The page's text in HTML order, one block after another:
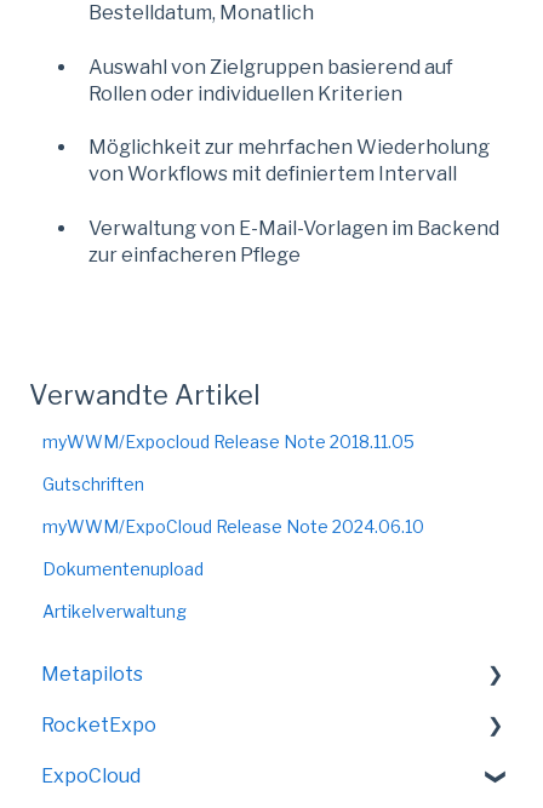
Bestelldatum, Monatlich
Auswahl von Zielgruppen basierend auf
Rollen oder individuellen Kriterien
Möglichkeit zur mehrfachen Wiederholung
von Workflows mit definiertem Intervall
Verwaltung von E-Mail-Vorlagen im Backend
zur einfacheren Pflege
Verwandte Artikel
myWWM/Expocloud Release Note 2018.11.05
Gutschriften
myWWM/ExpoCloud Release Note 2024.06.10
Dokumentenupload
Artikelverwaltung
Metapilots
VirtualShow
RocketExpo
LED-Messewand
ExpoCloud